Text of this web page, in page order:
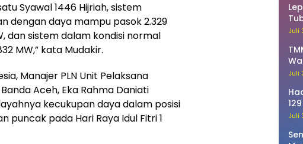
Syawal 1446 Hijriah, sistem
dengan daya mampu pasok 2.329
dan sistem dalam kondisi normal
MW,” kata Mudakir.
Manajer PLN Unit Pelaksana
Aceh, Eka Rahma Daniati
kecukupan daya dalam posisi
puncak pada Hari Raya Idul Fitri 1
Juli
Juli
Juli